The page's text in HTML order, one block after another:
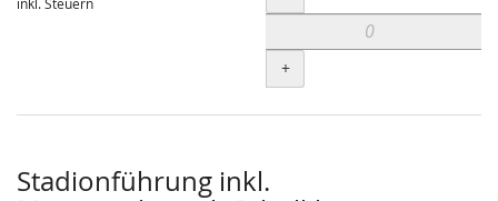
inkl. Steuern
+
Stadionführung inkl.